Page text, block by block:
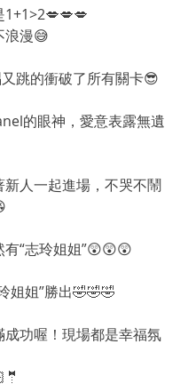
浪漫😅
跳的衝破了所有關卡😎
的眼神，愛意表露無遺
新人一起進場，不哭不鬧
“志玲姐姐”😲😲😲
姐姐”勝出🤣🤣🤣
成功喔！現場都是幸福氛